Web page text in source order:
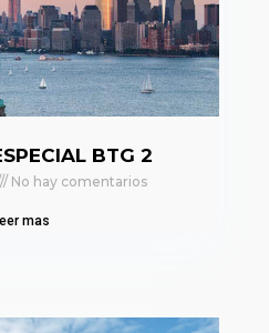
BTG 2
No hay comentarios
mas